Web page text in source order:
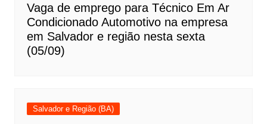
Vaga de emprego para Técnico Em Ar
Condicionado Automotivo na empresa
em Salvador e região nesta sexta
(05/09)
Salvador e Região (BA)